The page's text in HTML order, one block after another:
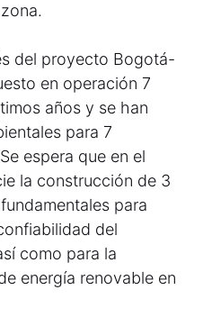
del proyecto Bogotá-
en operación 7
años y se han
para 7
espera que en el
la construcción de 3
para
del
como para la
energía renovable en